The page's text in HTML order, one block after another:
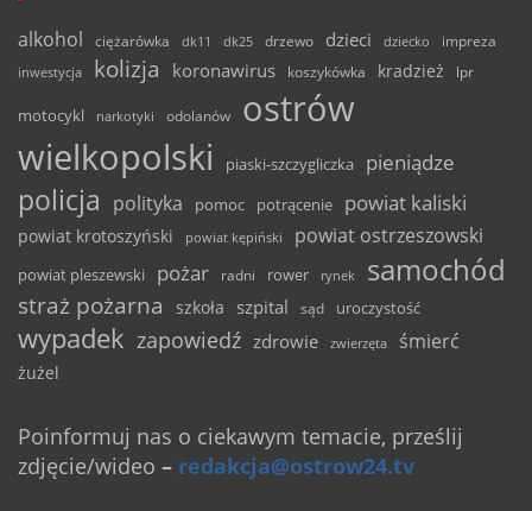
alkohol ciężarówka dk11 dk25 drzewo dzieci dziecko
impreza
inwestycja
kolizja koronawirus koszykówka kradzież lpr
motocykl narkotyki odolanów
ostrów
wielkopolski
piaski-szczygliczka pieniądze
policja polityka pomoc potrącenie powiat kaliski
powiat krotoszyński powiat kępiński powiat ostrzeszowski
powiat pleszewski pożar radni rower rynek samochód
straż pożarna szkoła szpital sąd uroczystość
wypadek zapowiedź zdrowie zwierzęta śmierć
żużel
Poinformuj nas o ciekawym temacie, prześlij
zdjęcie/wideo – redakcja@ostrow24.tv